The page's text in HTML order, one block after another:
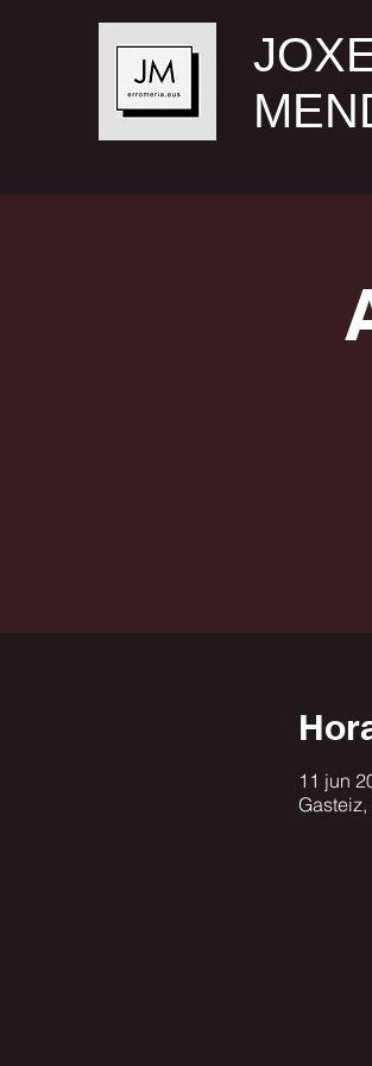
11 jun